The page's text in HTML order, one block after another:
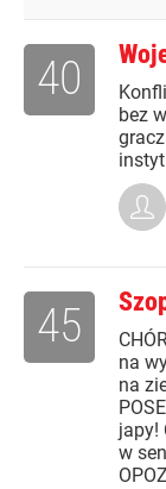
bez
40
na
na
japy!
w
45